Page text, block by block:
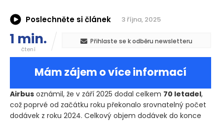
Poslechněte si článek 3 října, 2025
1 min.
čtení
Přihlaste se k odběru newsletteru
Mám zájem o více informací
Airbus oznámil, že v září 2025 dodal celkem 70 letadel,
což poprvé od začátku roku překonalo srovnatelný počet
dodávek z roku 2024. Celkový objem dodávek do konce